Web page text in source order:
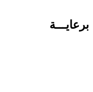
برعايـــة